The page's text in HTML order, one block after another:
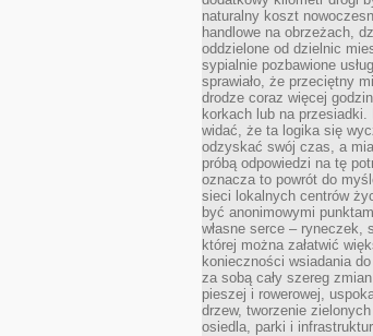
naturalny koszt
handlowe na obrzeżach,
oddzielone od dzielnic
sypialnie pozbawione
sprawiało, że przeciętny
drodze coraz więcej
korkach lub na
widać, że ta logika się
odzyskać swój czas, a
próbą odpowiedzi na tę
oznacza to powrót do
sieci lokalnych centrów
być anonimowymi
własne serce – ryneczek,
której można załatwić
konieczności wsiadania
za sobą cały szereg
pieszej i rowerowej,
drzew, tworzenie
osiedla, parki i